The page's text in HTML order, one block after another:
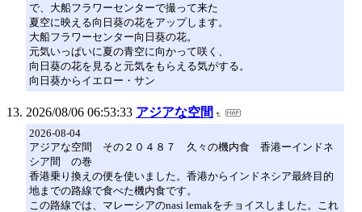
で、大船フラワーセンターで撮って来た
夏空に映える向日葵の花をアップします。
大船フラワーセンター向日葵の花。
元気いっぱいに夏の青空に向かって咲く、
向日葵の花を見ると元気をもらえる気がする。
向日葵からイエロー・サン
2026/08/06 06:53:33 アジアな空間
2026-08-04
アジアな空間 その２０４８７ 久々の機内食 香港ーインドネ
シア間 の巻
香港乗り換えの便を使いました。香港からインドネシア最終目的
地までの路線で食べた機内食です。
この路線では、マレーシアのnasi lemakをチョイスしました。これ